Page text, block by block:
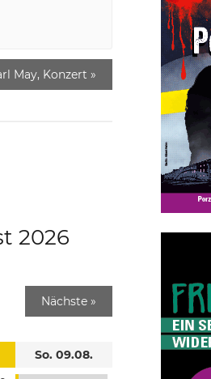
May, Konzert »
2026
Nächste »
So. 09.08.